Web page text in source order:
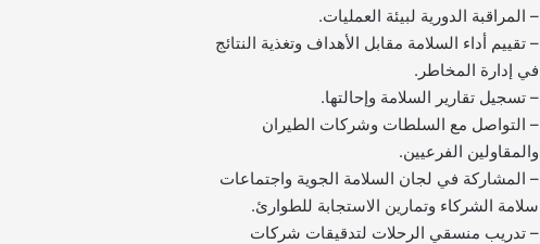
– المراقبة الدورية لبيئة العمليات.
– تقييم أداء السلامة مقابل الأهداف وتغذية النتائج
في إدارة المخاطر.
– تسجيل تقارير السلامة وإحالتها.
– التواصل مع السلطات وشركات الطيران
والمقاولين الفرعيين.
– المشاركة في لجان السلامة الجوية واجتماعات
سلامة الشركاء وتمارين الاستجابة للطوارئ.
– تدريب منسقي الرحلات لتدقيقات شركات